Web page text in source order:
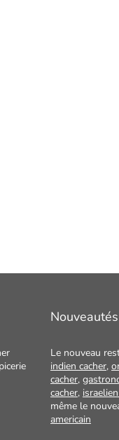
Le nouveau
indien cacher,
cacher,
cacher,
même le
americain